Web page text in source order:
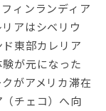
ィンランディア
アはシベリウ
東部カレリア
が元になった
がアメリカ滞在
チェコ）へ向